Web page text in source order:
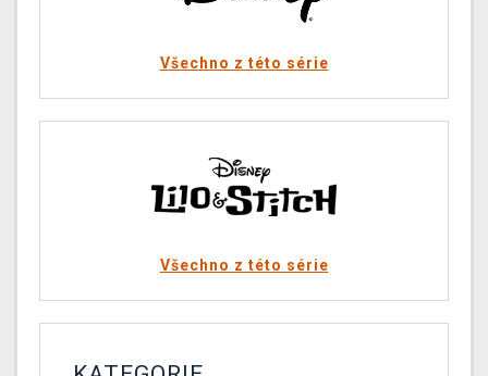
Všechno z této série
Všechno z této série